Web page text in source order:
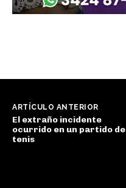
ARTÍCULO ANTERIOR
El extraño incidente
ocurrido en un partido de
tenis